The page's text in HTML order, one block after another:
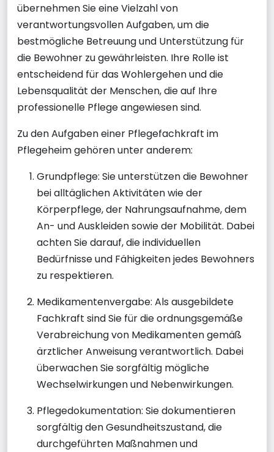
übernehmen Sie eine Vielzahl von
verantwortungsvollen Aufgaben, um die
bestmögliche Betreuung und Unterstützung für
die Bewohner zu gewährleisten. Ihre Rolle ist
entscheidend für das Wohlergehen und die
Lebensqualität der Menschen, die auf Ihre
professionelle Pflege angewiesen sind.
Zu den Aufgaben einer Pflegefachkraft im
Pflegeheim gehören unter anderem:
Grundpflege: Sie unterstützen die Bewohner
bei alltäglichen Aktivitäten wie der
Körperpflege, der Nahrungsaufnahme, dem
An- und Auskleiden sowie der Mobilität. Dabei
achten Sie darauf, die individuellen
Bedürfnisse und Fähigkeiten jedes Bewohners
zu respektieren.
Medikamentenvergabe: Als ausgebildete
Fachkraft sind Sie für die ordnungsgemäße
Verabreichung von Medikamenten gemäß
ärztlicher Anweisung verantwortlich. Dabei
überwachen Sie sorgfältig mögliche
Wechselwirkungen und Nebenwirkungen.
Pflegedokumentation: Sie dokumentieren
sorgfältig den Gesundheitszustand, die
durchgeführten Maßnahmen und